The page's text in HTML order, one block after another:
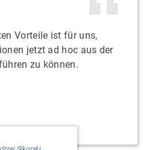
Vorteile ist für uns,
jetzt ad hoc aus der
zu können.